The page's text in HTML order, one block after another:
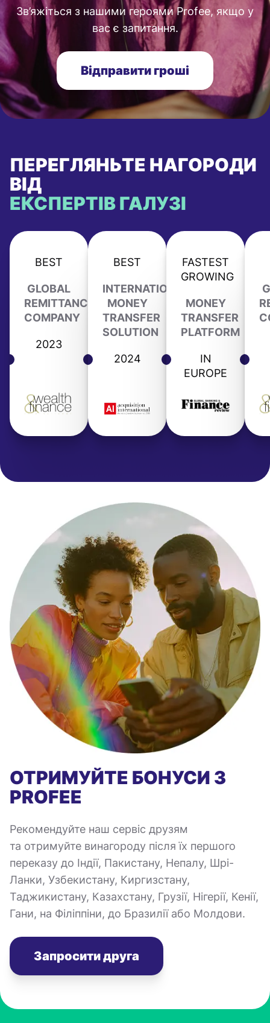
Зв’яжіться з нашими героями Profee, якщо у
вас є запитання.
Відправити гроші
ПЕРЕГЛЯНЬТЕ НАГОРОДИ
ВІД
ЕКСПЕРТІВ ГАЛУЗІ
BEST
GLOBAL
REMITTANCE
COMPANY
2023
BEST
INTERNATIONAL
MONEY
TRANSFER
SOLUTION
2024
FASTEST
GROWING
MONEY
TRANSFER
PLATFORM
IN
EUROPE
ОТРИМУЙТЕ БОНУСИ З
PROFEE
Рекомендуйте наш сервіс друзям
та отримуйте винагороду після їх першого
переказу до Індії, Пакистану, Непалу, Шрі-
Ланки, Узбекистану, Киргизстану,
Таджикистану, Казахстану, Грузії, Нігерії, Кенії,
Гани, на Філіппіни, до Бразилії або Молдови.
Запросити друга